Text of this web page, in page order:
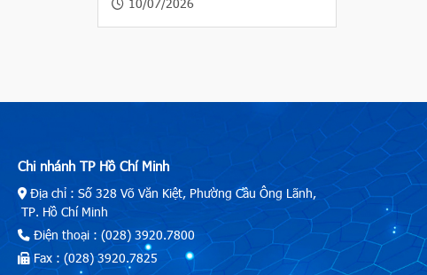
Chi nhánh TP Hồ Chí Minh
Địa chỉ : Số 328 Võ Văn Kiệt, Phường Cầu Ông Lãnh,
TP. Hồ Chí Minh
Điện thoại : (028) 3920.7800
Fax : (028) 3920.7825